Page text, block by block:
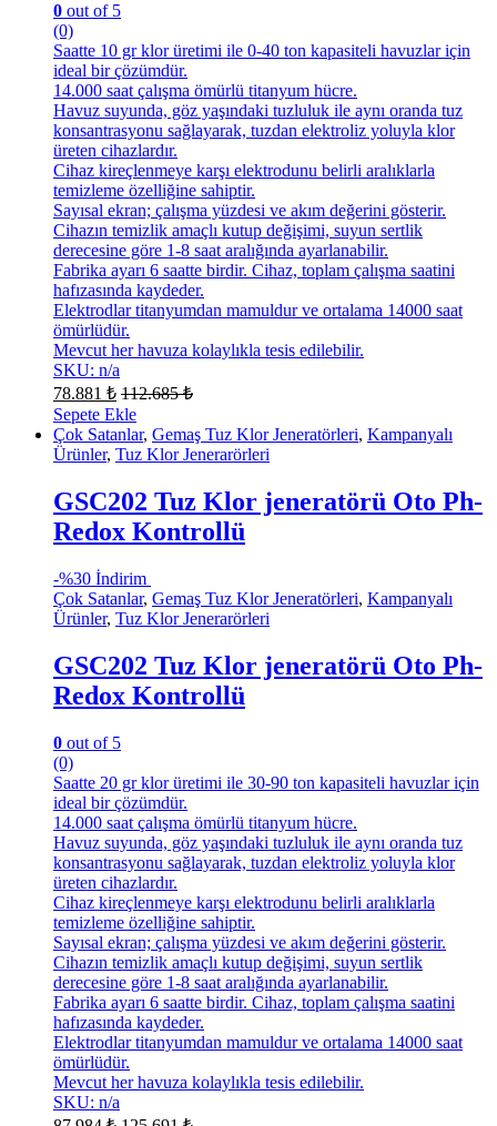
0 out of 5
(0)
Saatte 10 gr klor üretimi ile 0-40 ton kapasiteli havuzlar için
ideal bir çözümdür.
14.000 saat çalışma ömürlü titanyum hücre.
Havuz suyunda, göz yaşındaki tuzluluk ile aynı oranda tuz
konsantrasyonu sağlayarak, tuzdan elektroliz yoluyla klor
üreten cihazlardır.
Cihaz kireçlenmeye karşı elektrodunu belirli aralıklarla
temizleme özelliğine sahiptir.
Sayısal ekran; çalışma yüzdesi ve akım değerini gösterir.
Cihazın temizlik amaçlı kutup değişimi, suyun sertlik
derecesine göre 1-8 saat aralığında ayarlanabilir.
Fabrika ayarı 6 saatte birdir. Cihaz, toplam çalışma saatini
hafızasında kaydeder.
Elektrodlar titanyumdan mamuldur ve ortalama 14000 saat
ömürlüdür.
Mevcut her havuza kolaylıkla tesis edilebilir.
SKU: n/a
78.881 ₺ 112.685₺
Sepete Ekle
Çok Satanlar, Gemaş Tuz Klor Jeneratörleri, Kampanyalı
Ürünler, Tuz Klor Jenerarörleri
GSC202 Tuz Klor jeneratörü Oto Ph-
Redox Kontrollü
-%30 İndirim
Çok Satanlar, Gemaş Tuz Klor Jeneratörleri, Kampanyalı
Ürünler, Tuz Klor Jenerarörleri
GSC202 Tuz Klor jeneratörü Oto Ph-
Redox Kontrollü
0 out of 5
(0)
Saatte 20 gr klor üretimi ile 30-90 ton kapasiteli havuzlar için
ideal bir çözümdür.
14.000 saat çalışma ömürlü titanyum hücre.
Havuz suyunda, göz yaşındaki tuzluluk ile aynı oranda tuz
konsantrasyonu sağlayarak, tuzdan elektroliz yoluyla klor
üreten cihazlardır.
Cihaz kireçlenmeye karşı elektrodunu belirli aralıklarla
temizleme özelliğine sahiptir.
Sayısal ekran; çalışma yüzdesi ve akım değerini gösterir.
Cihazın temizlik amaçlı kutup değişimi, suyun sertlik
derecesine göre 1-8 saat aralığında ayarlanabilir.
Fabrika ayarı 6 saatte birdir. Cihaz, toplam çalışma saatini
hafızasında kaydeder.
Elektrodlar titanyumdan mamuldur ve ortalama 14000 saat
ömürlüdür.
Mevcut her havuza kolaylıkla tesis edilebilir.
SKU: n/a